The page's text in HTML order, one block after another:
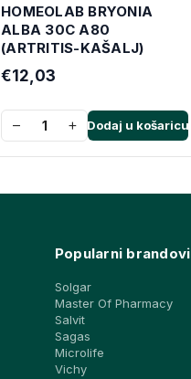
HOMEOLAB BRYONIA
ALBA 30C A80
(ARTRITIS-KAŠALJ)
€12,03
− + Dodaj u košaricu
Popularni brandovi
Solgar
Master Of Pharmacy
Salvit
Sagas
Microlife
Vichy